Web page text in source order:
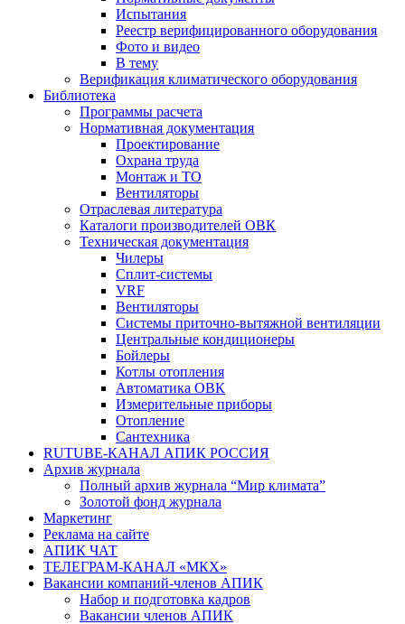
Испытания
Реестр верифицированного оборудования
Фото и видео
В тему
Верификация климатического оборудования
Библиотека
Программы расчета
Нормативная документация
Проектирование
Охрана труда
Монтаж и ТО
Вентиляторы
Отраслевая литература
Каталоги производителей ОВК
Техническая документация
Чилеры
Сплит-системы
VRF
Вентиляторы
Системы приточно-вытяжной вентиляции
Центральные кондиционеры
Бойлеры
Котлы отопления
Автоматика ОВК
Измерительные приборы
Отопление
Сантехника
RUTUBE-КАНАЛ АПИК РОССИЯ
Архив журнала
Полный архив журнала “Мир климата”
Золотой фонд журнала
Маркетинг
Реклама на сайте
АПИК ЧАТ
ТЕЛЕГРАМ-КАНАЛ «МКХ»
Вакансии компаний-членов АПИК
Набор и подготовка кадров
Вакансии членов АПИК